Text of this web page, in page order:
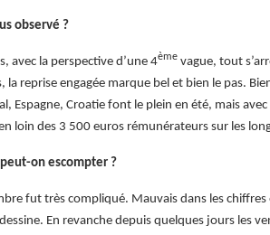
observé ?
avec la perspective d’une 4èmevague, tout
reprise engagée marque bel et bien le pas.
Espagne, Croatie font le plein en été, mais avec
loin des 3 500 euros rémunérateurs sur les
on escompter ?
fut très compliqué. Mauvais dans les chiffres
En revanche depuis quelques jours les